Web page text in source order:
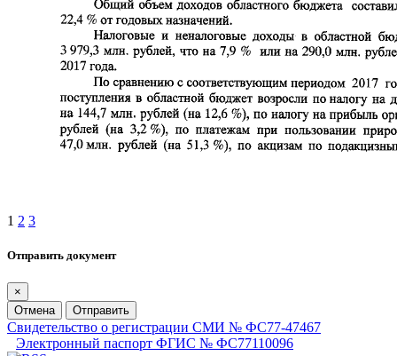
1 2 3
Отправить документ
×
Отмена
Отправить
Свидетельство о регистрации СМИ № ФС77-47467
Электронный паспорт ФГИС № ФС77110096